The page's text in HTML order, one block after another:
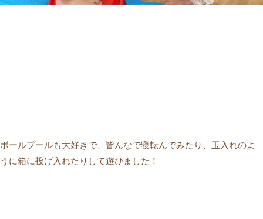
ボールプールも大好きで、皆んなで寝転んでみたり、玉入れのよ
うに箱に投げ入れたりして遊びました！